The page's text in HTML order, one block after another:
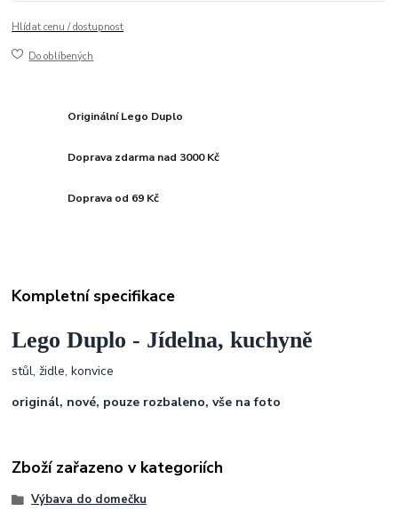
Hlídat cenu / dostupnost
Do oblíbených
Originální Lego Duplo
Doprava zdarma nad 3000 Kč
Doprava od 69 Kč
Kompletní specifikace
Lego Duplo - Jídelna, kuchyně
stůl, židle, konvice
originál, nové, pouze rozbaleno,vše na foto
Zboží zařazeno v kategoriích
Výbava do domečku